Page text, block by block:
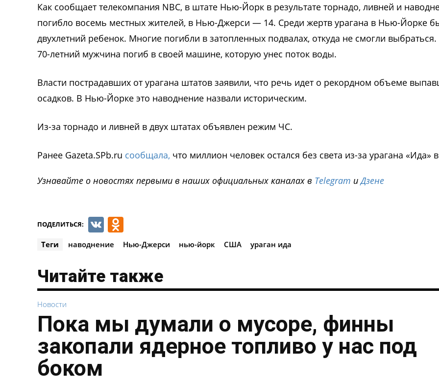
Как сообщает телекомпания NBC, в штате Нью-Йорк в результате торнадо, ливней и
погибло восемь местных жителей, в Нью-Джерси — 14. Среди жертв урагана в Нью-Йорке
двухлетний ребенок. Многие погибли в затопленных подвалах, откуда не смогли
70-летний мужчина погиб в своей машине, которую унес поток воды.
Власти пострадавших от урагана штатов заявили, что речь идет о рекордном объеме
осадков. В Нью-Йорке это наводнение назвали историческим.
Из-за торнадо и ливней в двух штатах объявлен режим ЧС.
Ранее Gazeta.SPb.ru сообщала, что миллион человек остался без света из-за урагана «Ида»
Узнавайте о новостях первыми в наших официальных каналах в Telegram иДзене
ПОДЕЛИТЬСЯ: VK
Теги наводнение Нью-Джерси нью-йорк США ураган ида
Читайте также
Новости
Пока мы думали о мусоре, финны
закопали ядерное топливо у нас под
боком